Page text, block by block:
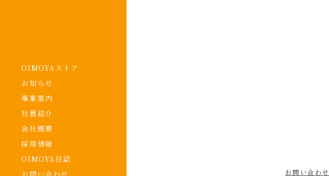
OIMOYAストア
お知らせ
事業案内
社員紹介
会社概要
採用情報
OIMOYA日誌
お問い合わせ
お問い合わせ